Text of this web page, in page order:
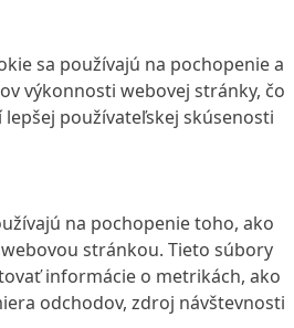
sa používajú na pochopenie a
výkonnosti webovej stránky, čo
používateľskej skúsenosti
na pochopenie toho, ako
stránkou. Tieto súbory
informácie o metrikách, ako
odchodov, zdroj návštevnosti